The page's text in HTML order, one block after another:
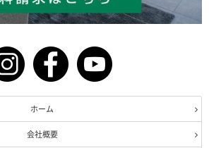
ホーム
会社概要